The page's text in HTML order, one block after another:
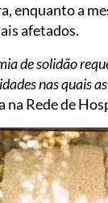
enquanto a
afetados.
de solidão
nas quais
Rede de